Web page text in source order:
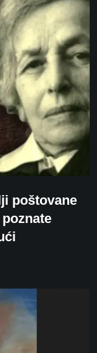
poštovane